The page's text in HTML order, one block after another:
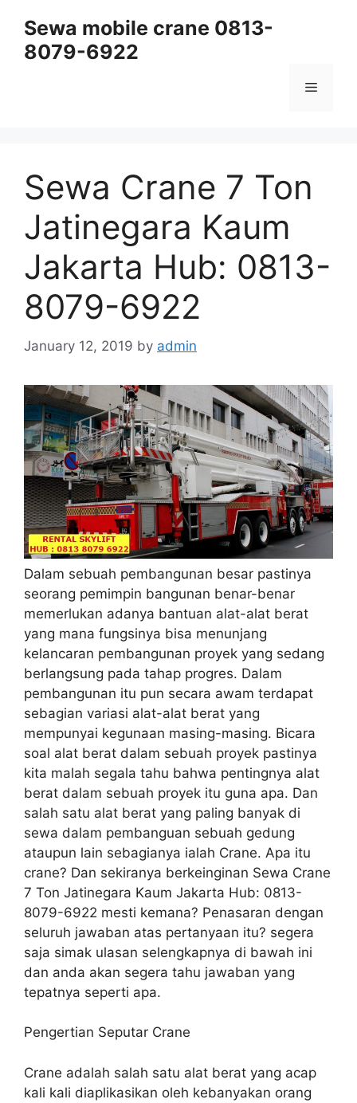
content
Sewa mobile crane 0813-
8079-6922
Menu
Sewa Crane 7 Ton
Jatinegara Kaum
Jakarta Hub: 0813-
8079-6922
January 12, 2019 by admin
Dalam sebuah pembangunan besar pastinya
seorang pemimpin bangunan benar-benar
memerlukan adanya bantuan alat-alat berat
yang mana fungsinya bisa menunjang
kelancaran pembangunan proyek yang sedang
berlangsung pada tahap progres. Dalam
pembangunan itu pun secara awam terdapat
sebagian variasi alat-alat berat yang
mempunyai kegunaan masing-masing. Bicara
soal alat berat dalam sebuah proyek pastinya
kita malah segala tahu bahwa pentingnya alat
berat dalam sebuah proyek itu guna apa. Dan
salah satu alat berat yang paling banyak di
sewa dalam pembanguan sebuah gedung
ataupun lain sebagianya ialah Crane. Apa itu
crane? Dan sekiranya berkeinginan Sewa Crane
7 Ton Jatinegara Kaum Jakarta Hub: 0813-
8079-6922 mesti kemana? Penasaran dengan
seluruh jawaban atas pertanyaan itu? segera
saja simak ulasan selengkapnya di bawah ini
dan anda akan segera tahu jawaban yang
tepatnya seperti apa.
Pengertian Seputar Crane
Crane adalah salah satu alat berat yang acap
kali kali diaplikasikan oleh kebanyakan orang